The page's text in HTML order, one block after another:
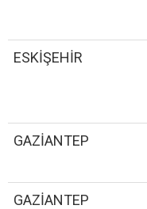
ESKİŞEHİR
GAZİANTEP
GAZİANTEP